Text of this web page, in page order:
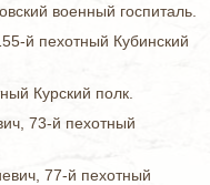
военный госпиталь.
й пехотный Кубинский
Курский полк.
73-й пехотный
77-й пехотный